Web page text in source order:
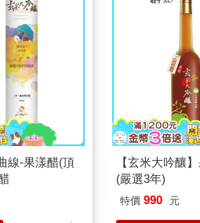
線-果漾醋(頂
【玄米大吟釀
(嚴選3年)
特價 990 元